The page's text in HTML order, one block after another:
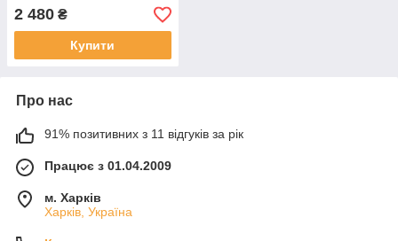
2 480 ₴
Купити
Про нас
91% позитивних з 11 відгуків за рік
Працює з 01.04.2009
м. Харків
Харків, Україна